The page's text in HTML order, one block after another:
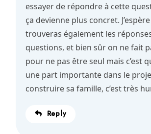
essayer de répondre à cette
ça devienne plus concret.
trouveras également les
questions, et bien sûr on ne fait
pour ne pas être seul mais c’est
une part importante dans le
construire sa famille, c’est très
Reply